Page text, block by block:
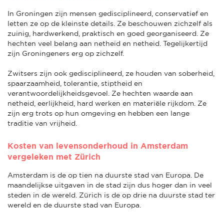
In Groningen zijn mensen gedisciplineerd, conservatief en
letten ze op de kleinste details. Ze beschouwen zichzelf als
zuinig, hardwerkend, praktisch en goed georganiseerd. Ze
hechten veel belang aan netheid en netheid. Tegelijkertijd
zijn Groningeners erg op zichzelf.
Zwitsers zijn ook gedisciplineerd, ze houden van soberheid,
spaarzaamheid, tolerantie, stiptheid en
verantwoordelijkheidsgevoel. Ze hechten waarde aan
netheid, eerlijkheid, hard werken en materiële rijkdom. Ze
zijn erg trots op hun omgeving en hebben een lange
traditie van vrijheid.
Kosten van levensonderhoud in Amsterdam
vergeleken met Zürich
Amsterdam is de op tien na duurste stad van Europa. De
maandelijkse uitgaven in de stad zijn dus hoger dan in veel
steden in de wereld. Zürich is de op drie na duurste stad ter
wereld en de duurste stad van Europa.